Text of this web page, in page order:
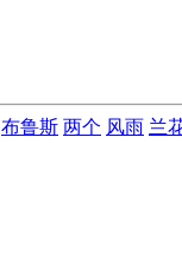
布鲁斯 两个 风雨 兰